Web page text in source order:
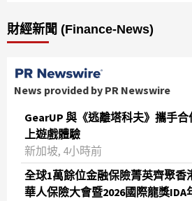
財經新聞 (Finance-News)
News provided by PR Newswire
GearUP 與《逃離塔科夫》攜手
上遊戲體驗
新加坡, 4小時前
全球1萬餘位金融保險菁英齊聚
華人保險大會暨2026國際龍獎IDA